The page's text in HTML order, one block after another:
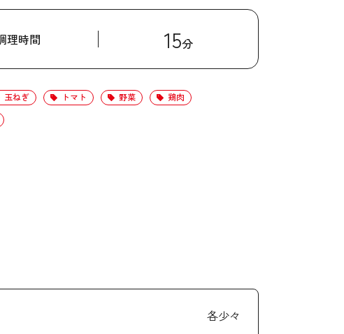
理時間 15分
玉ねぎ トマト 野菜 鶏肉
各少々